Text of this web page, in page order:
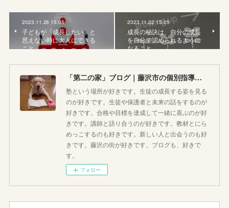
2023.11.26 15:05
子どもが「成長したい」と
思えない時に大人にできる
こと
2023.11.22 15:05
成長の秘訣は、自分の成長
を自分で認められるように
なること
「第二の家」ブログ｜藤沢市の個別指導塾のお話
塾という場所が好きです。生徒の成長する姿を見る
のが好きです。生徒や保護者と未来の話をするのが
好きです。合格や目標を達成して一緒に喜ぶのが好
きです。講師と語り合うのが好きです。教材とにら
めっこするのも好きです。新しい人と出会うのも好
きです。藤沢の街が好きです。ブログも、好きで
す。
フォロー